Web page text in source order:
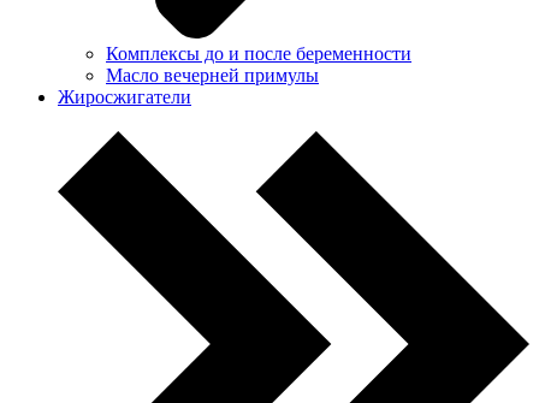
Комплексы до и после беременности
Масло вечерней примулы
Жиросжигатели